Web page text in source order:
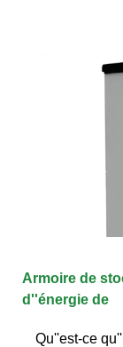
Armoire de
d''énergie de
Qu''est-ce